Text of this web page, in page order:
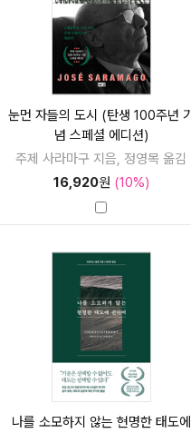
눈먼 자들의 도시 (탄생 100주년 기
념 스페셜 에디션)
주제 사라마구 지음, 정영목 옮김
16,920원 (10%)
나를 소모하지 않는 현명한 태도에